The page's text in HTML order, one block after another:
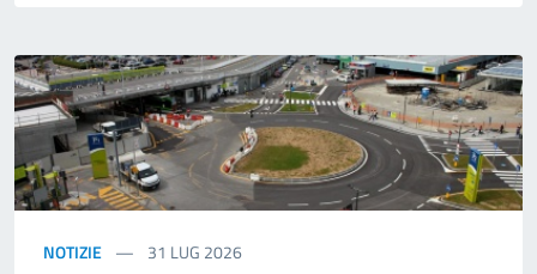
NOTIZIE 31 LUG 2026